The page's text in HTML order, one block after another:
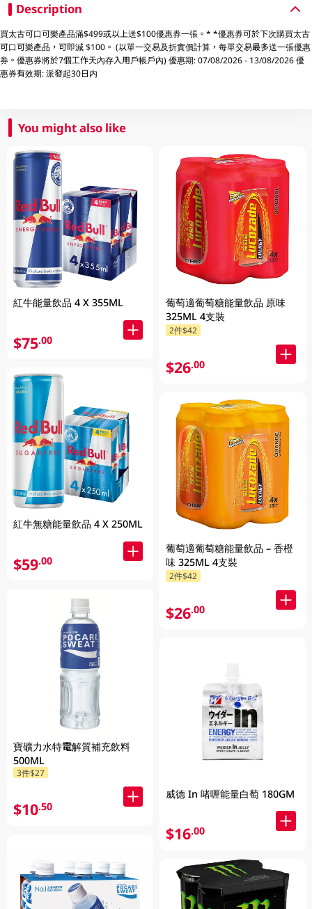
Description
買太古可口可樂產品滿$499或以上送$100優惠券一張。* *優惠券可於下次購買太古
可口可樂產品，可即減 $100。 (以單一交易及折實價計算，每單交易最多送一張優惠
券。優惠券將於7個工作天內存入用戶帳戶內) 優惠期: 07/08/2026 - 13/08/2026 優
惠券有效期: 派發起30日内
You might also like
紅牛能量飲品 4 X 355ML
$75.00
紅牛無糖能量飲品 4 X 250ML
$59.00
寶礦力水特電解質補充飲料
500ML
3件$27
$10.50
葡萄適葡萄糖能量飲品 原味
325ML 4支裝
2件$42
$26.00
葡萄適葡萄糖能量飲品 – 香橙
味 325ML 4支裝
2件$42
$26.00
威德 In 啫喱能量白萄 180GM
$16.00